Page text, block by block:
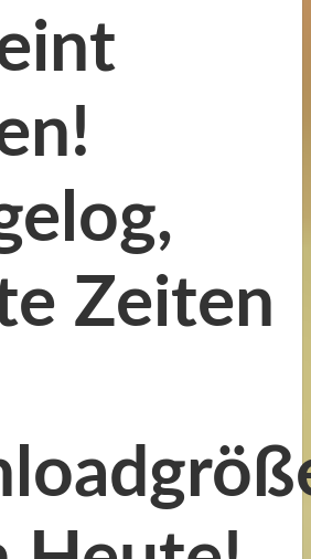
Zeiten